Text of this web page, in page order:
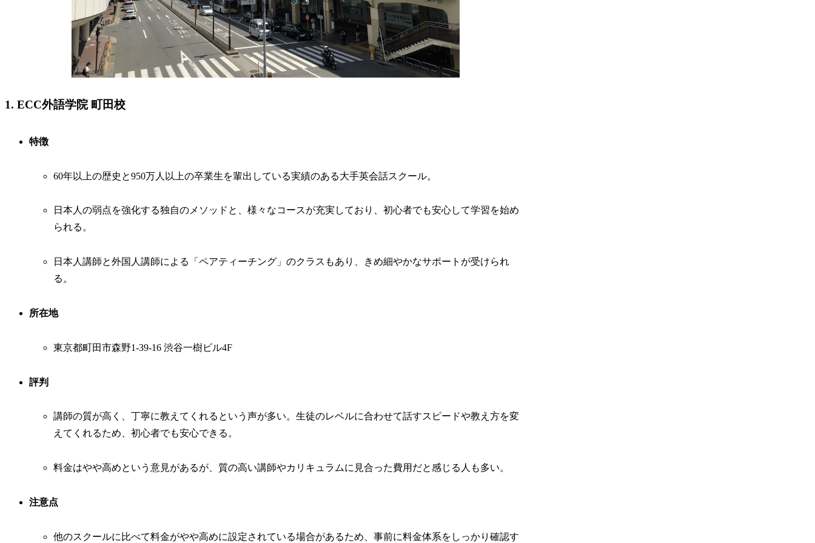
1. ECC外語学院 町田校
特徴
60年以上の歴史と950万人以上の卒業生を輩出している実績のある大手英会話スクール。
日本人の弱点を強化する独自のメソッドと、様々なコースが充実しており、初心者でも安心して学習を始め
られる。
日本人講師と外国人講師による「ペアティーチング」のクラスもあり、きめ細やかなサポートが受けられ
る。
所在地
東京都町田市森野1-39-16 渋谷一樹ビル4F
評判
講師の質が高く、丁寧に教えてくれるという声が多い。生徒のレベルに合わせて話すスピードや教え方を変
えてくれるため、初心者でも安心できる。
料金はやや高めという意見があるが、質の高い講師やカリキュラムに見合った費用だと感じる人も多い。
注意点
他のスクールに比べて料金がやや高めに設定されている場合があるため、事前に料金体系をしっかり確認す